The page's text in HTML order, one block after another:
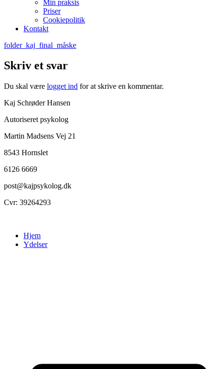
Min praksis
Priser
Cookiepolitik
Kontakt
folder_kaj_final_måske
Skriv et svar
Du skal være logget ind for at skrive en kommentar.
Kaj Schrøder Hansen
Autoriseret psykolog
Martin Madsens Vej 21
8543 Hornslet
6126 6669
post@kajpsykolog.dk
Cvr: 39264293
Hjem
Ydelser